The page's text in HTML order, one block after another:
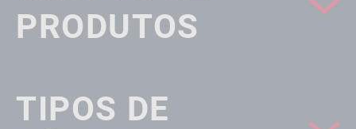
PRODUTOS
TIPOS DE